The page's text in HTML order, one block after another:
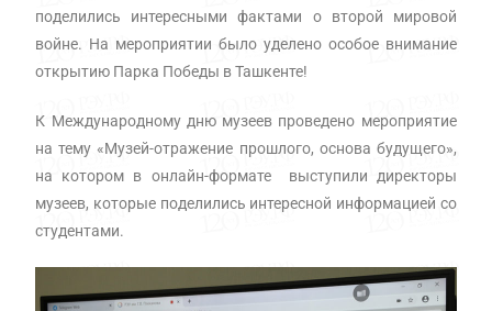
поделились интересными фактами о второй мировой
войне. На мероприятии было уделено особое внимание
открытию Парка Победы в Ташкенте!
К Международному дню музеев проведено мероприятие
на тему «Музей-отражение прошлого, основа будущего»,
на котором в онлайн-формате выступили директоры
музеев, которые поделились интересной информацией со
студентами.